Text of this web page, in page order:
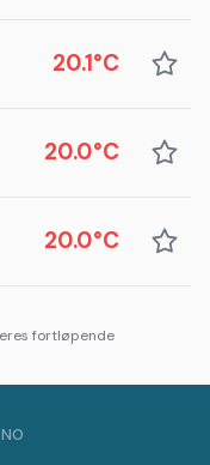
20.1°C
20.0°C
20.0°C
fortløpende